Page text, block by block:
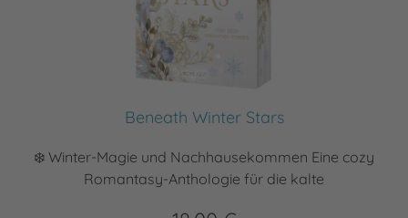
Beneath Winter Stars
❄️ Winter-Magie und Nachhausekommen Eine cozy
Romantasy-Anthologie für die kalte